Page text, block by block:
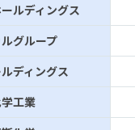
ルディングス
グループ
ディングス
工業